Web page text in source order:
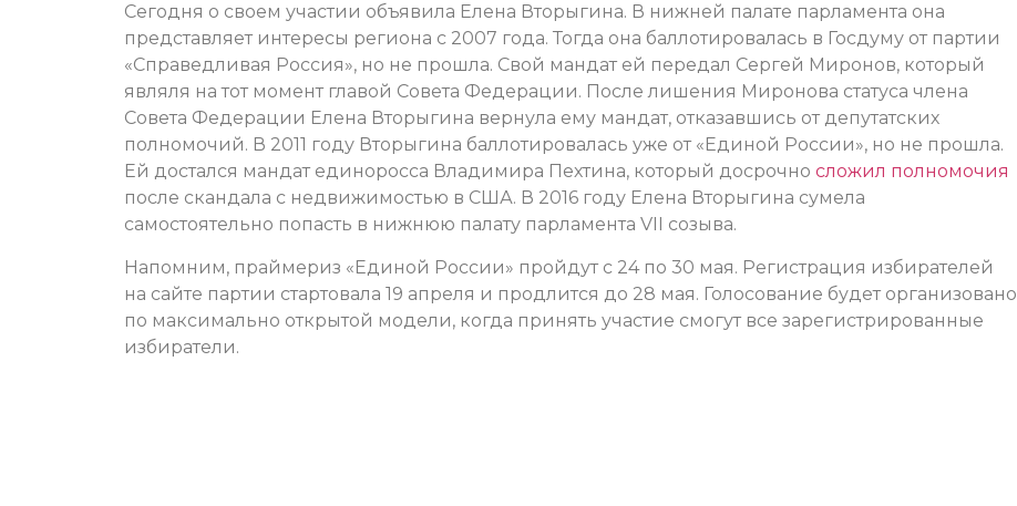
Сегодня о своем участии объявила Елена Вторыгина. В нижней палате парламента она
представляет интересы региона с 2007 года. Тогда она баллотировалась в Госдуму от партии
«Справедливая Россия», но не прошла. Свой мандат ей передал Сергей Миронов, который
являля на тот момент главой Совета Федерации. После лишения Миронова статуса члена
Совета Федерации Елена Вторыгина вернула ему мандат, отказавшись от депутатских
полномочий. В 2011 году Вторыгина баллотировалась уже от «Единой России», но не прошла.
Ей достался мандат единоросса Владимира Пехтина, который досрочно сложил полномочия
после скандала с недвижимостью в США. В 2016 году Елена Вторыгина сумела
самостоятельно попасть в нижнюю палату парламента VII созыва.
Напомним, праймериз «Единой России» пройдут с 24 по 30 мая. Регистрация избирателей
на сайте партии стартовала 19 апреля и продлится до 28 мая. Голосование будет организовано
по максимально открытой модели, когда принять участие смогут все зарегистрированные
избиратели.